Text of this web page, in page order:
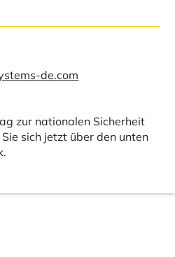
de.com
zur nationalen Sicherheit
sich jetzt über den unten